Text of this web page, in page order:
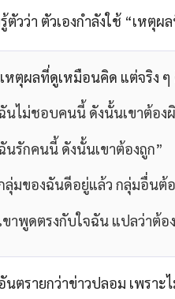
วว่า ตัวเองกำลังใช้ “เหตุผ
หตุผลที่ดูเหมือนคิด แต่จริง
นไม่ชอบคนนี้ ดังนั้นเขาต้อง
นรักคนนี้ ดังนั้นเขาต้องถูก”
ลุ่มของฉันดีอยู่แล้ว กลุ่มอื่นต้อ
ขาพูดตรงกับใจฉัน แปลว่าต้อ
ตรายกว่าข่าวปลอม เพราะไ